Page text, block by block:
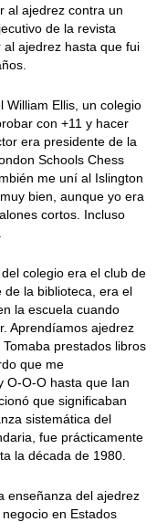
al ajedrez contra un
de la revista
ajedrez hasta que fui
William Ellis, un colegio
con +11 y hacer
era presidente de la
Schools Chess
me uní al Islington
bien, aunque yo era
cortos. Incluso
colegio era el club de
de la biblioteca, era el
la escuela cuando
Aprendíamos ajedrez
prestados libros
que me
O-O-O hasta que Ian
que significaban
sistemática del
fue prácticamente
la década de 1980.
enseñanza del ajedrez
en Estados